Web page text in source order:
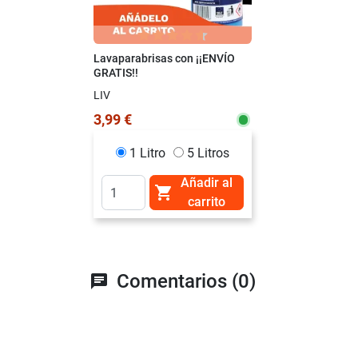
Lavaparabrisas con ¡¡ENVÍO
GRATIS!!
LIV
3,99 €
1 Litro 5 Litros

Añadir al
carrito
chat Comentarios (0)